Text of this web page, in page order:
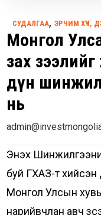
СУДАЛГАА,ЭРЧИМ ХҮЧ,
Монгол
зах зээлийг
дүн
нь
Энэхүү
буй ГХАЗ-т хийсэн
Монгол Улсын
нарийвчлан авч